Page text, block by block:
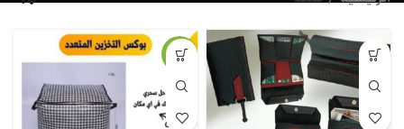
-7%